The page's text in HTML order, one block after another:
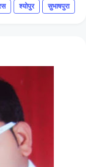
श्योपुर सुभाषपुरा